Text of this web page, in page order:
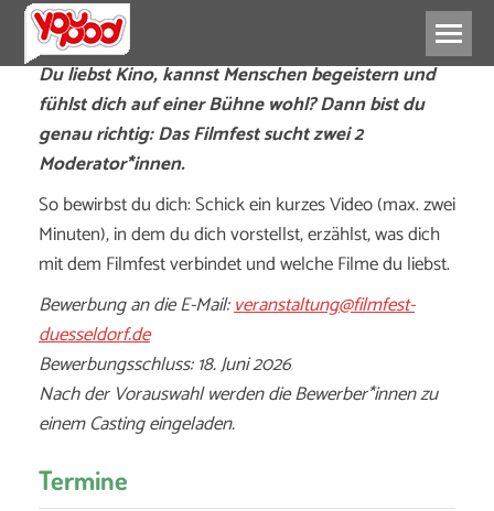
Du liebst Kino, kannst Menschen begeistern und
fühlst dich auf einer Bühne wohl? Dann bist du
genau richtig: Das Filmfest sucht zwei 2
Moderator*innen.
So bewirbst du dich: Schick ein kurzes Video (max. zwei
Minuten), in dem du dich vorstellst, erzählst, was dich
mit dem Filmfest verbindet und welche Filme du liebst.
Bewerbung an die E-Mail:veranstaltung@filmfest-
duesseldorf.de
Bewerbungsschluss: 18. Juni 2026
Nach der Vorauswahl werden die Bewerber*innen zu
einem Casting eingeladen.
Termine